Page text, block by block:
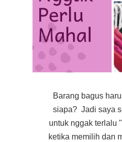
Barang bagus
siapa? Jadi saya
untuk nggak terlalu
ketika memilih dan